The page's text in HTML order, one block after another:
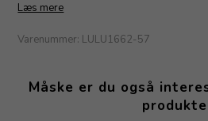
Læs mere
Varenummer: LULU1662-57
Måske er du også